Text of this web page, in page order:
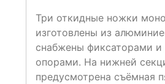
Три откидные ножки
изготовлены из
снабжены фиксаторами
опорами. На нижней
предусмотрена съёмная